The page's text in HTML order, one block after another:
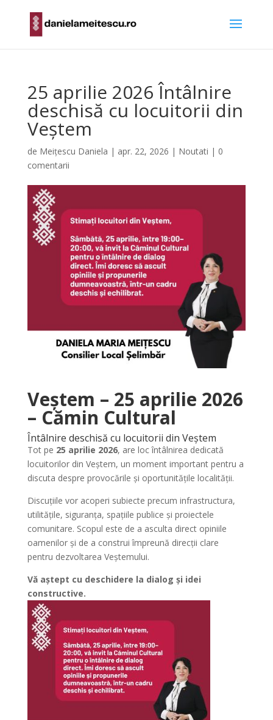
25 aprilie 2026 Întâlnire
deschisă cu locuitorii din
Veștem
de Meițescu Daniela | apr. 22, 2026 | Noutati | 0
comentarii
Veștem – 25 aprilie 2026
– Cămin Cultural
Întâlnire deschisă cu locuitorii din Veștem
Tot pe 25 aprilie 2026, are loc întâlnirea dedicată
locuitorilor din Veștem, un moment important pentru a
discuta despre provocările și oportunitățile localității.
Discuțiile vor acoperi subiecte precum infrastructura,
utilitățile, siguranța, spațiile publice și proiectele
comunitare. Scopul este de a asculta direct opiniile
oamenilor și de a construi împreună direcții clare
pentru dezvoltarea Veștemului.
Vă aștept cu deschidere la dialog și idei
constructive.